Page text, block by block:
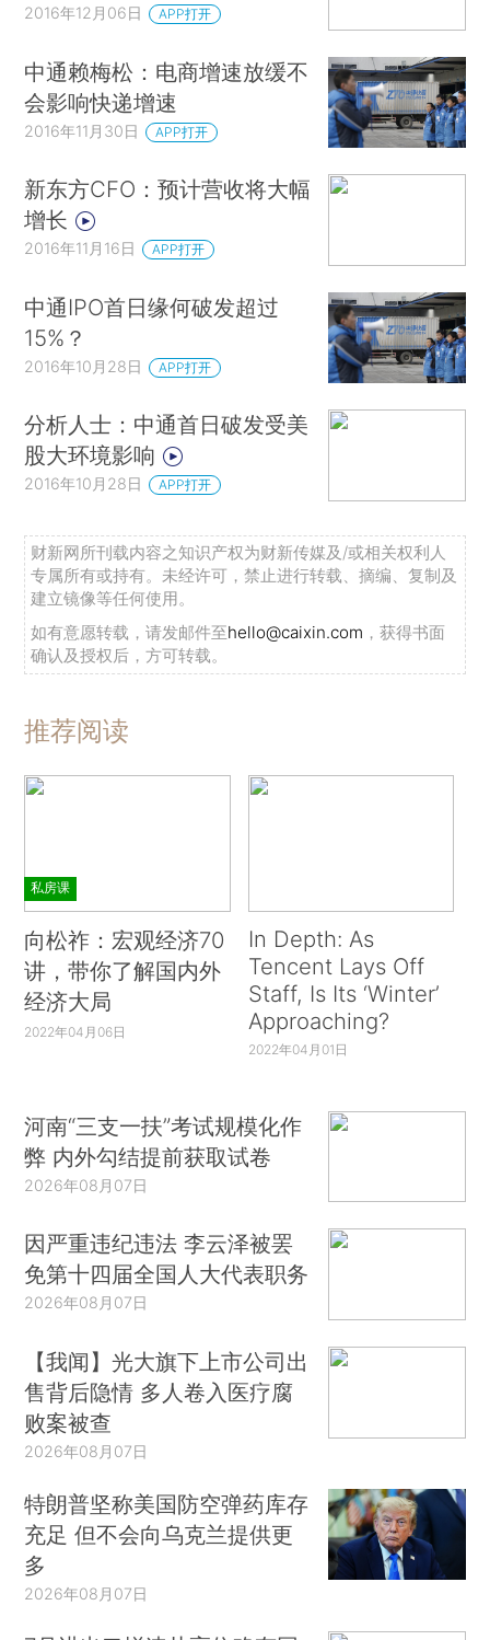
2016年12月06日 APP打开
中通赖梅松：电商增速放缓不
会影响快递增速
2016年11月30日 APP打开
新东方CFO：预计营收将大幅
增长
2016年11月16日 APP打开
中通IPO首日缘何破发超过
15%？
2016年10月28日 APP打开
分析人士：中通首日破发受美
股大环境影响
2016年10月28日 APP打开
财新网所刊载内容之知识产权为财新传媒及/或相关权利人
专属所有或持有。未经许可，禁止进行转载、摘编、复制及
建立镜像等任何使用。
如有意愿转载，请发邮件至hello@caixin.com ，获得书面
确认及授权后，方可转载。
推荐阅读
私房课
向松祚：宏观经济70
讲，带你了解国内外
经济大局
2022年04月06日
In Depth: As
Tencent Lays Off
Staff, Is Its ‘Winter’
Approaching?
2022年04月01日
河南“三支一扶”考试规模化作
弊 内外勾结提前获取试卷
2026年08月07日
因严重违纪违法 李云泽被罢
免第十四届全国人大代表职务
2026年08月07日
【我闻】光大旗下上市公司出
售背后隐情 多人卷入医疗腐
败案被查
2026年08月07日
特朗普坚称美国防空弹药库存
充足 但不会向乌克兰提供更
多
2026年08月07日